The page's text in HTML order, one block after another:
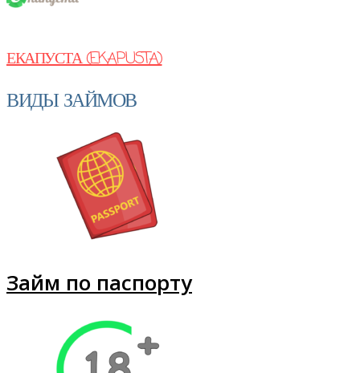
ЕКАПУСТА (EKAPUSTA)
ВИДЫ ЗАЙМОВ
Займ по паспорту